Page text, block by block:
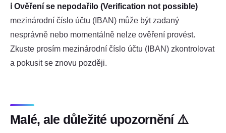
ℹ Ověření se nepodařilo (Verification not possible)
mezinárodní číslo účtu (IBAN) může být zadaný
nesprávně nebo momentálně nelze ověření provést.
Zkuste prosím mezinárodní číslo účtu (IBAN) zkontrolovat
a pokusit se znovu později.
Malé, ale důležité upozornění ⚠️